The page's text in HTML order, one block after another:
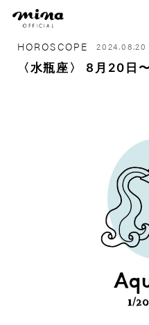
HOROSCOPE 2024.08.20
〈水瓶座〉 8月20日